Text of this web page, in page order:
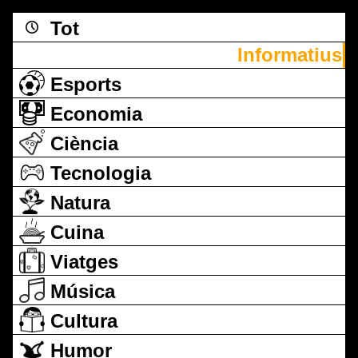
Tot
Informatius
Esports
Economia
Ciència
Tecnologia
Natura
Cuina
Viatges
Música
Cultura
Humor